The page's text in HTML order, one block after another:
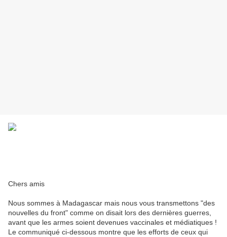
Chers amis
Nous sommes à Madagascar mais nous vous transmettons "des
nouvelles du front" comme on disait lors des dernières guerres,
avant que les armes soient devenues vaccinales et médiatiques !
Le communiqué ci-dessous montre que les efforts de ceux qui